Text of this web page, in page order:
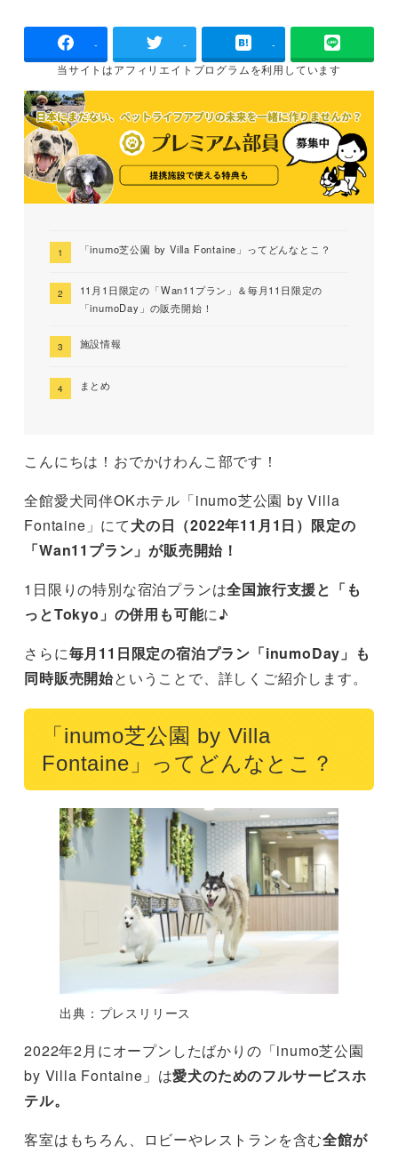
- - -
当サイトはアフィリエイトプログラムを利用しています
「inumo芝公園 by Villa Fontaine」ってどんなとこ？
11月1日限定の「Wan11プラン」＆毎月11日限定の
「inumoDay」の販売開始！
施設情報
まとめ
こんにちは！おでかけわんこ部です！
全館愛犬同伴OKホテル「inumo芝公園 by Villa
Fontaine」にて犬の日（2022年11月1日）限定の
「Wan11プラン」が販売開始！
1日限りの特別な宿泊プランは全国旅行支援と「も
っとTokyo」の併用も可能に♪
さらに毎月11日限定の宿泊プラン「inumoDay」も
同時販売開始ということで、詳しくご紹介します。
「inumo芝公園 by Villa
Fontaine」ってどんなとこ？
出典：プレスリリース
2022年2月にオープンしたばかりの「inumo芝公園
by Villa Fontaine」は愛犬のためのフルサービスホ
テル。
客室はもちろん、ロビーやレストランを含む全館が